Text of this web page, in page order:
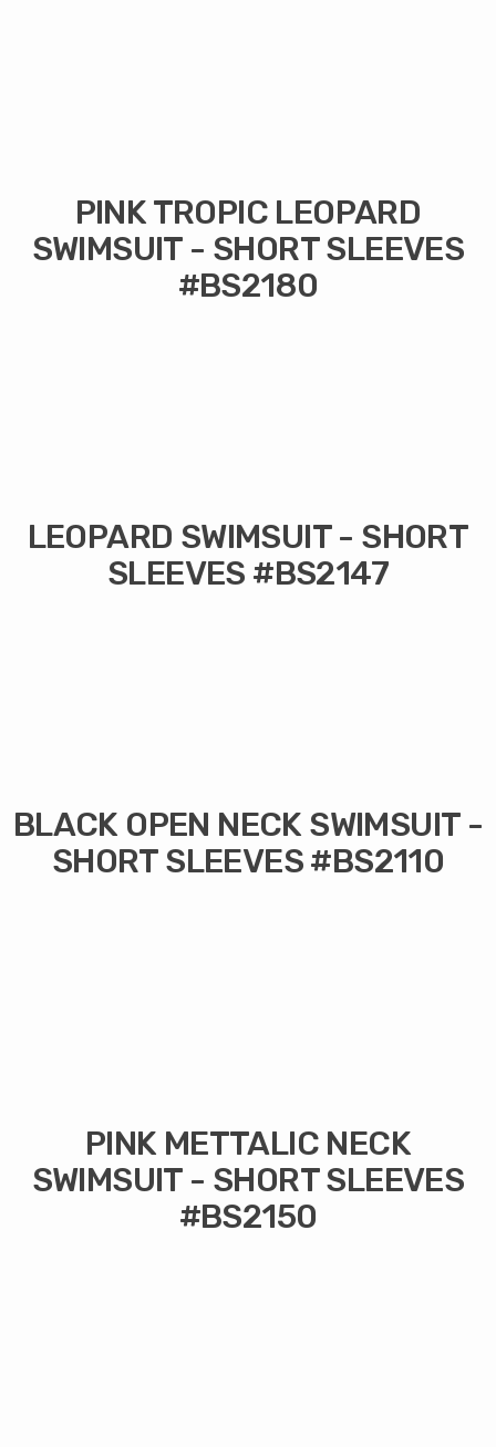
PINK TROPIC LEOPARD
SWIMSUIT - SHORT SLEEVES
#BS2180
LEOPARD SWIMSUIT - SHORT
SLEEVES #BS2147
BLACK OPEN NECK SWIMSUIT -
SHORT SLEEVES #BS2110
PINK METTALIC NECK
SWIMSUIT - SHORT SLEEVES
#BS2150